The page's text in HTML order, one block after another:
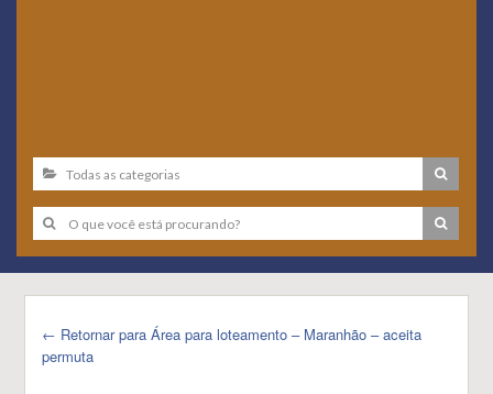
← Retornar para Área para loteamento – Maranhão – aceita
permuta